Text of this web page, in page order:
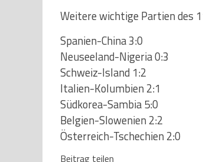
Weitere wichtige Partien des
Spanien-China 3:0
Neuseeland-Nigeria 0:3
Schweiz-Island 1:2
Italien-Kolumbien 2:1
Südkorea-Sambia 5:0
Belgien-Slowenien 2:2
Österreich-Tschechien 2:0
Beitrag teilen